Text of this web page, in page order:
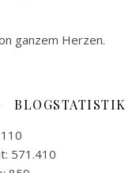
ganzem Herzen.
BLOGSTATISTIK
110
571.410